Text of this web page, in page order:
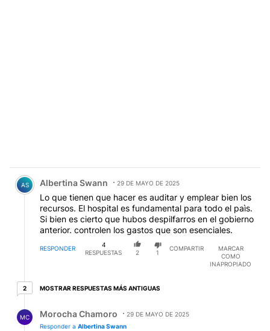
Comentario de Albertina Swann.
AS Albertina Swann 29 DE MAYO DE 2025
Lo que tienen que hacer es auditar y emplear bien los
recursos. El hospital es fundamental para todo el paìs.
Si bien es cierto que hubos despilfarros en el gobierno
anterior. controlen los gastos que son esenciales.
RESPONDER
4
RESPUESTAS
2 1
COMPARTIR
MARCAR
COMO
INAPROPIADO
22 respuestas más antiguas
MOSTRAR RESPUESTAS MÁS ANTIGUAS
MC Morocha Chamoro
29 DE MAYO DE 2025
Responder a Albertina Swann